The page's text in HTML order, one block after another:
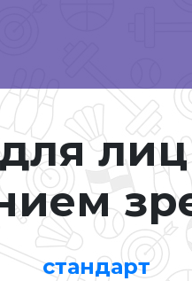
стандарт